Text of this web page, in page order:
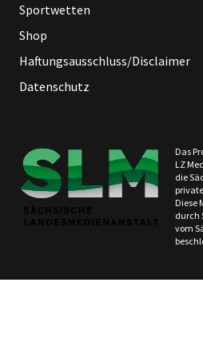
Sportwetten
Shop
Haftungsausschluss/Disclaimer
Datenschutz
Das
LZ
die
Diese
durch
vom